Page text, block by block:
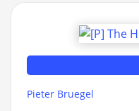
Pieter Bruegel